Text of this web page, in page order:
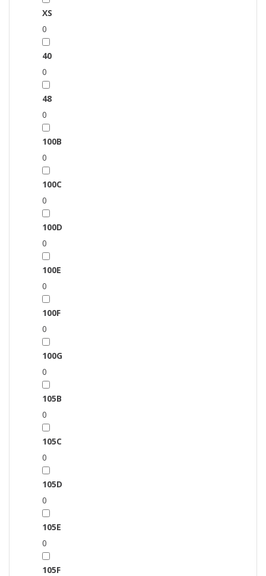
XS
0
40
0
48
0
100B
0
100C
0
100D
0
100E
0
100F
0
100G
0
105B
0
105C
0
105D
0
105E
0
105F